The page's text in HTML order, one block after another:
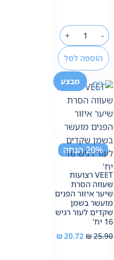
-
+
הוספה לסל
מבצע
20% הנחה
VEET רצועות
שעווה הסרת
שיער איזור הפנים
מועשר בשמן
שקדים לעור רגיש
16 יח'
₪25.90
₪20.72